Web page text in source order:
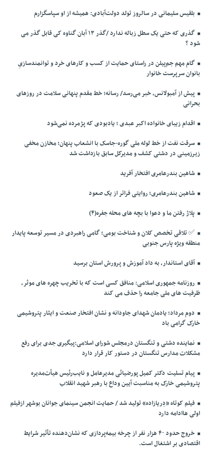
بلقیس سلیمانی در سالروز تولد دولت‌آبادی: همیشه از او سپاسگزارم
گذری که حتی یک سطل زباله ندارد /گذر ۱۳ آبان گناوه کی قابل گذر می
شود ؟
گام مهم جم‌پیلن در راستای حمایت از کسب و کارهای خرد و توانمندسازیِ
بانوان سرپرست خانوار
پیش از آمبولانس، خبر می‌رسد/ رسانه؛ خط مقدم پنهانی سلامت در روزهای
بحرانی
اقدام زیبای خانواده اکبر عبدی ؛ یادبودی که پژمرده نمی‌شود
سرقت نفت از خط لوله ملی گوره-جاسک با انشعاب پنهان؛ مخازن مخفی
زیرزمینی در دشتی کشف و مدیرکل سابق بازداشت شد
شاهین بندرعامری افتخار آفرید
شاهین بندرعامری؛ روایتی فراتر از یک صعود
پلاژ رفتن ما و دعوا با بچه های محله جفره(۴)
✅️ تلاقی تخصص کلان و شناخت بومی؛ گامی راهبردی در مسیر توسعه پایدار
منطقه ویژه پارس جنوبی
آقای استاندار، به داد آموزش و پرورش استان برسید
روزنامه جمهوری اسلامی: منافق کسی است که با تخریب چهره های موثر،
ظرفیت های ملی جامعه را حذف می کند
دوم مرداد؛ یادمان شهدای جاودانه و نشان افتخار صنعت و ایثار پتروشیمی
خارک گرامی باد
نماینده دشتی و تنگستان درمجلس شورای اسلامی:پیگیری جدی برای رفع
مشکلات مدارس تنگستان در دستور کار قرار دارد
پیام تسلیت دکتر کمیل پورضیائی مدیرعامل و نایب‌رئیس هیأت‌مدیره
پتروشیمی خارک به مناسبت آیین وداع با رهبر شهید انقلاب
فیلم کوتاه «دِریازاده» تولید شد / حمایت انجمن سینمای جوانان بوشهر ازفیلم
اولی هاادامه دارد
خروج حدود ۴۰ هزار نفر از چرخه بیمه‌پردازی که نشان‌دهنده تأثیر شرایط
اقتصادی بر اشتغال است.